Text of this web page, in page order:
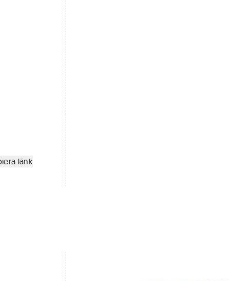
länk